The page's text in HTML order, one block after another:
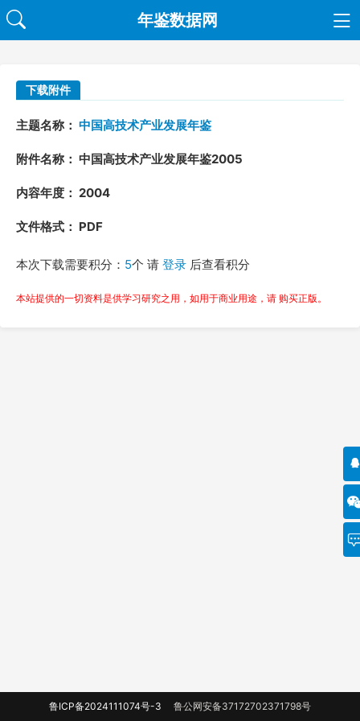
年鉴数据网
下载附件
主题名称： 中国高技术产业发展年鉴
附件名称： 中国高技术产业发展年鉴2005
内容年度： 2004
文件格式： PDF
本次下载需要积分： 5个 请 登录 后查看积分
本站提供的一切资料是供学习研究之用，如用于商业用途，请 购买正版。
鲁ICP备2024111074号-3 鲁公网安备37172702371798号